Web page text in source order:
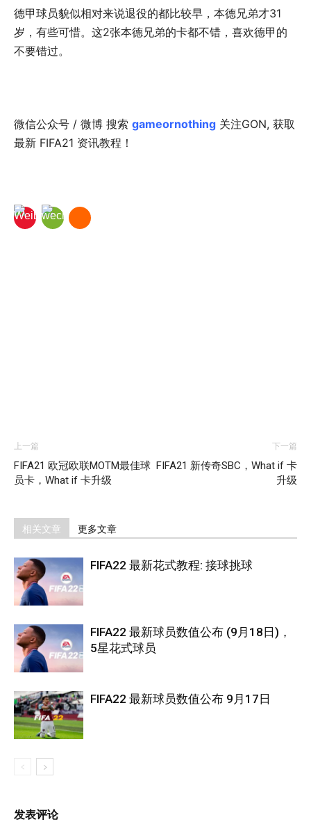
德甲球员貌似相对来说退役的都比较早，本德兄弟才31
岁，有些可惜。这2张本德兄弟的卡都不错，喜欢德甲的
不要错过。
微信公众号 / 微博 搜索 gameornothing 关注GON, 获取
最新 FIFA21 资讯教程！
上一篇
FIFA21 欧冠欧联MOTM最佳球
员卡，What if 卡升级
下一篇
FIFA21 新传奇SBC，What if 卡
升级
相关文章 更多文章
FIFA22 最新花式教程: 接球挑球
FIFA22 最新球员数值公布 (9月18日)，
5星花式球员
FIFA22 最新球员数值公布 9月17日
发表评论